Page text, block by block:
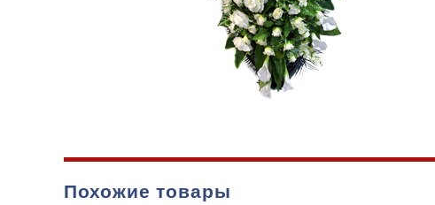
О компании
Похожие товары